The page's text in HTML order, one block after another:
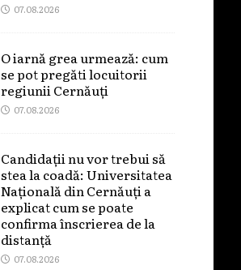
07.08.2026
O iarnă grea urmează: cum
se pot pregăti locuitorii
regiunii Cernăuți
07.08.2026
Candidații nu vor trebui să
stea la coadă: Universitatea
Națională din Cernăuți a
explicat cum se poate
confirma înscrierea de la
distanță
07.08.2026